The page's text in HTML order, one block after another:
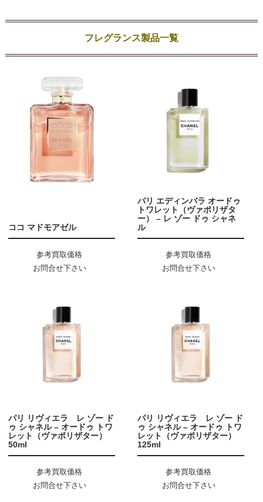
フレグランス製品一覧
ココ マドモアゼル
参考買取価格
お問合せ下さい
パリ エディンバラ オードゥ
トワレット（ヴァポリザタ
ー） – レ ゾー ドゥ シャネ
ル
参考買取価格
お問合せ下さい
パリ リヴィエラ レ ゾー ド
ゥ シャネル – オードゥ トワ
レット（ヴァポリザター）
50ml
参考買取価格
お問合せ下さい
パリ リヴィエラ レ ゾー ド
ゥ シャネル – オードゥ トワ
レット（ヴァポリザター）
125ml
参考買取価格
お問合せ下さい